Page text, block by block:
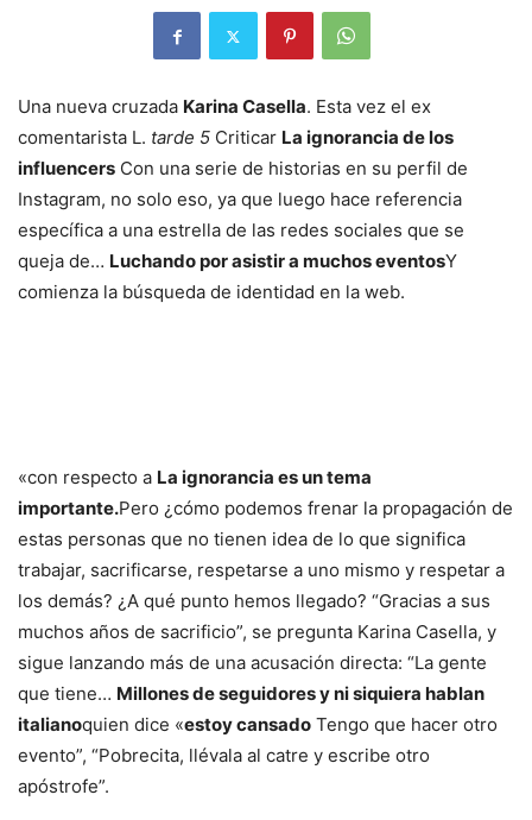
Una nueva cruzada Karina Casella. Esta vez el ex
comentarista L. tarde 5 Criticar La ignorancia de los
influencers Con una serie de historias en su perfil de
Instagram, no solo eso, ya que luego hace referencia
específica a una estrella de las redes sociales que se
queja de… Luchando por asistir a muchos eventosY
comienza la búsqueda de identidad en la web.
«con respecto a La ignorancia es un tema
importante.Pero ¿cómo podemos frenar la propagación de
estas personas que no tienen idea de lo que significa
trabajar, sacrificarse, respetarse a uno mismo y respetar a
los demás? ¿A qué punto hemos llegado? “Gracias a sus
muchos años de sacrificio”, se pregunta Karina Casella, y
sigue lanzando más de una acusación directa: “La gente
que tiene… Millones de seguidores y ni siquiera hablan
italianoquien dice «estoy cansado Tengo que hacer otro
evento”, “Pobrecita, llévala al catre y escribe otro
apóstrofe”.